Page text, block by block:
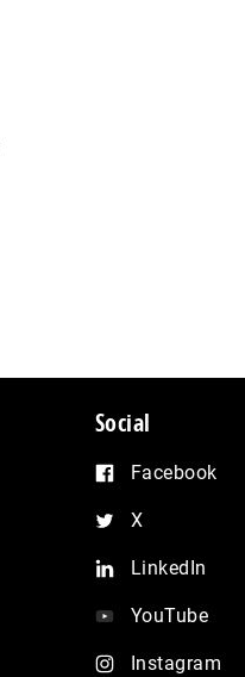
Social
Facebook
X
LinkedIn
YouTube
Instagram